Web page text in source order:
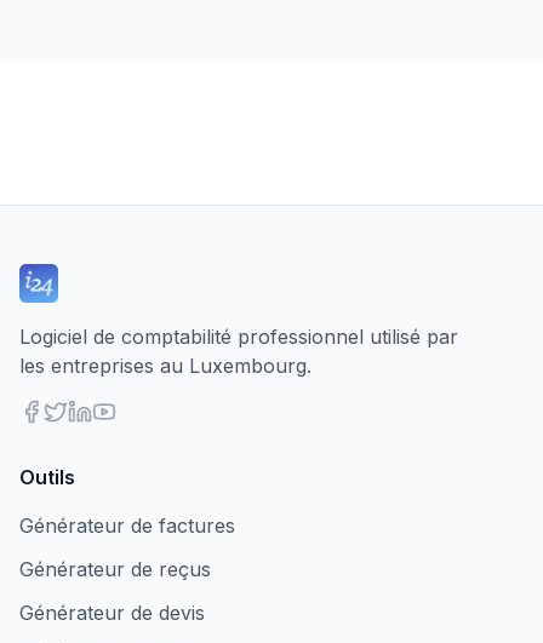
Logiciel de comptabilité professionnel utilisé par
les entreprises au Luxembourg.
Outils
Générateur de factures
Générateur de reçus
Générateur de devis